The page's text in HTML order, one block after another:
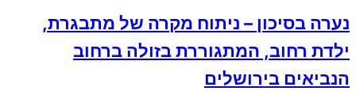
נערה בסיכון – ניתוח מקרה של מתבגרת,
ילדת רחוב, המתגוררת בזולה ברחוב
הנביאים בירושלים